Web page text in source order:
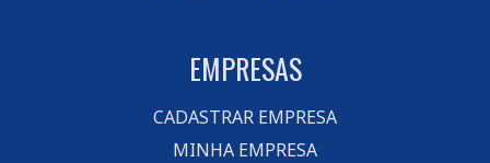
EMPRESAS
CADASTRAR EMPRESA
MINHA EMPRESA